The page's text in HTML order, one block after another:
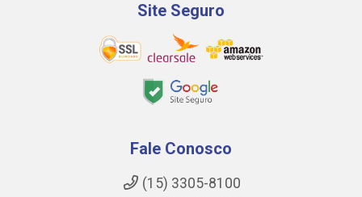
Site Seguro
Fale Conosco
(15) 3305-8100